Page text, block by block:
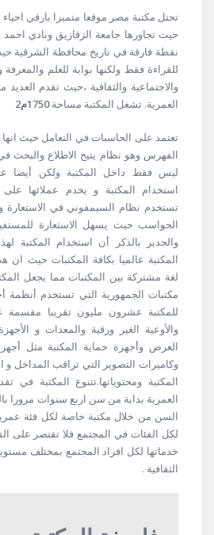
تحتل مكتبة مصر موقعا متميزا بارقي
حيث تجاورها جامعة الزقازيق ونادي
نقطة فارقة في تاريخ محافظة الشرقية
للقراءة فقط ولكنها بوابة للعلم والمعرفة
والاجتماعية والثقافية ،حيث تقدم
العمرية. تشغل المكتبة مساحة1750م2
تعتمد على الحاسبات في التعامل حيث
الفهرس وهو نظام يتيح الاطلاع والبحث
ليس فقط داخل المكتبة ولكن أيضا
استخدام المكتبة و يخدم عملائها
تستخدم نظام السيمفوني في الاستعارة
الحواسب حيث يسهل الاستعارة
والجدير بالذكر أن استخدام المكتبة
المكتبة عالميا بكافة المكتبات حيث ان
لغة مشتركة بين المكتبات مما يجعل
مكتبات الجمهورية التي تستخدم أنظمة
للمكتبة عشرون مليون تقريبا مقسمة
والأوعية الغير ورقية والمعدات و
العرض وأجهزة حماية المكتبة مثل
وكاميرات التصوير التي تراقب المداخل و
المكتبة ومحتوياتها.تتنوع المكتبة في
العمرية بداية من سن اربع سنوات مرورا
السن من خلال مكتبة خاصة لكل فئة
لكل الفئات في المجتمع فلا تقتصر على
خدماتها لكل افراد المجتمع بمختلف
الثقافية .